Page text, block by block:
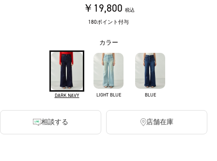
￥19,800 税込
180ポイント付与
カラー
DARK NAVY LIGHT BLUE BLUE
相談する 店舗在庫